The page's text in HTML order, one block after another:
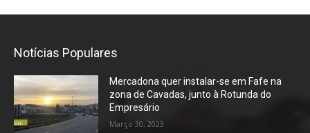
Notícias Populares
Mercadona quer instalar-se em Fafe na
zona de Cavadas, junto à Rotunda do
Empresário
Março 30, 2023